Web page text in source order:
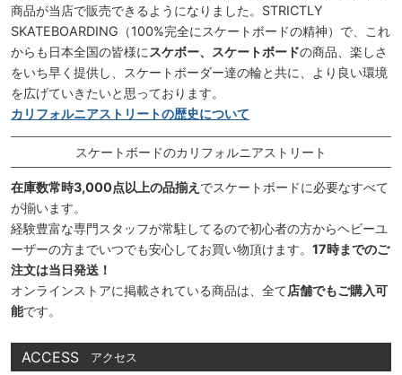
商品が当店で販売できるようになりました。STRICTLY
SKATEBOARDING（100%完全にスケートボードの精神）で、これ
からも日本全国の皆様に スケボー、スケートボードの商品、楽しさ
をいち早く提供し、スケートボーダー達の輪と共に、より良い環境
を広げていきたいと思っております。
カリフォルニアストリートの歴史について
スケートボードのカリフォルニアストリート
在庫数常時3,000点以上の品揃え でスケートボードに必要なすべて
が揃います。
経験豊富な専門スタッフが常駐してるので初心者の方からヘビーユ
ーザーの方までいつでも安心してお買い物頂けます。 17時までのご
注文は当日発送！
オンラインストアに掲載されている商品は、全て店舗でもご購入可
能です。
ACCESS アクセス